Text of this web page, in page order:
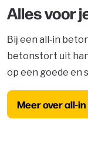
Alles voor
Bij een all-in
betonstort uit
op een goede en
Meer over all-